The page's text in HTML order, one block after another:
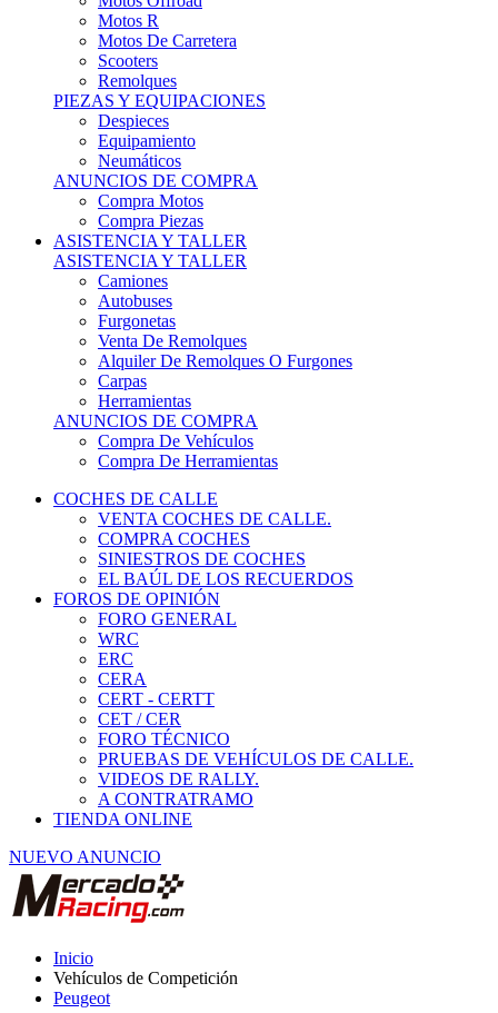
Motos R
Motos De Carretera
Scooters
Remolques
PIEZAS Y EQUIPACIONES
Despieces
Equipamiento
Neumáticos
ANUNCIOS DE COMPRA
Compra Motos
Compra Piezas
ASISTENCIA Y TALLER
ASISTENCIA Y TALLER
Camiones
Autobuses
Furgonetas
Venta De Remolques
Alquiler De Remolques O Furgones
Carpas
Herramientas
ANUNCIOS DE COMPRA
Compra De Vehículos
Compra De Herramientas
COCHES DE CALLE
VENTA COCHES DE CALLE.
COMPRA COCHES
SINIESTROS DE COCHES
EL BAÚL DE LOS RECUERDOS
FOROS DE OPINIÓN
FORO GENERAL
WRC
ERC
CERA
CERT - CERTT
CET / CER
FORO TÉCNICO
PRUEBAS DE VEHÍCULOS DE CALLE.
VIDEOS DE RALLY.
A CONTRATRAMO
TIENDA ONLINE
NUEVO ANUNCIO
Inicio
Vehículos de Competición
Peugeot